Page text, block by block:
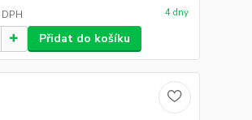
4 dny
Přidat do košíku